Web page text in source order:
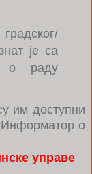
је са
о раду
им доступни
Информатор о
управе